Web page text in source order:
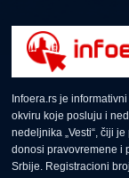
Infoera.rs je
okviru koje posluju i
nedeljnika „Vesti“, čiji
donosi pravovremene i
Srbije. Registracioni